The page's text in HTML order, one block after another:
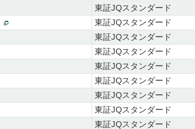
東証JQスタンダード
東証JQスタンダード
東証JQスタンダード
東証JQスタンダード
東証JQスタンダード
東証JQスタンダード
東証JQスタンダード
東証JQスタンダード
東証JQスタンダード